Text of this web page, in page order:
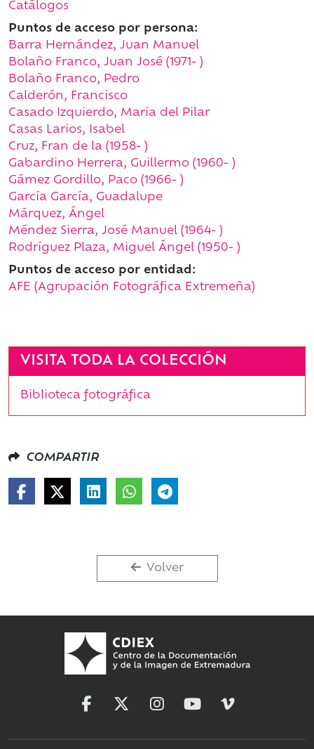
Catálogos
Puntos de acceso por persona:
Barra Hernández, Juan Manuel
Bolaño Franco, Juan José (1971- )
Bolaño Franco, Pedro
Calderón, Francisco
Casado Izquierdo, María del Pilar
Casas Larios, Isabel
Cruz, Fran de la (1958- )
Gabardino Herrera, Guillermo (1960- )
Gámez Gordillo, Paco (1966- )
García García, Guadalupe
Márquez, Ángel
Méndez Sierra, José Manuel (1964- )
Rodríguez Plaza, Miguel Ángel (1950- )
Puntos de acceso por entidad:
AFE (Agrupación Fotográfica Extremeña)
VISITA TODA LA COLECCIÓN
Biblioteca fotográfica
COMPARTIR
Volver